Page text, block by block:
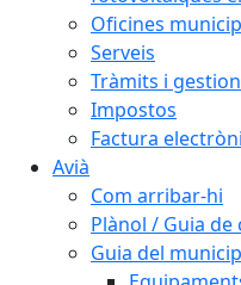
Oficines
Serveis
Tràmits i
Impostos
Factura
Avià
Com arribar-hi
Plànol / Guia de
Guia del